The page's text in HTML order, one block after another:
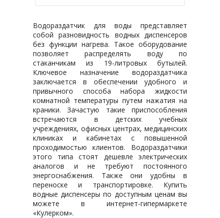
Водораздатчик для воды представляет
собой разновидность водных диспенсеров
без функции нагрева. Такое оборудование
позволяет распределять воду по
стаканчикам из 19-литровых бутылей.
Ключевое назначение водораздатчика
заключается в обеспечении удобного и
привычного способа набора жидкости
комнатной температуры путем нажатия на
краники. Зачастую такие приспособления
встречаются в детских учебных
учреждениях, офисных центрах, медицинских
клиниках и кабинетах с повышенной
проходимостью клиентов. Водораздатчики
этого типа стоят дешевле электрических
аналогов и не требуют постоянного
энергоснабжения. Также они удобны в
переноске и транспортировке. Купить
водные диспенсеры по доступным ценам вы
можете в интернет-гипермаркете
«Кулерком».